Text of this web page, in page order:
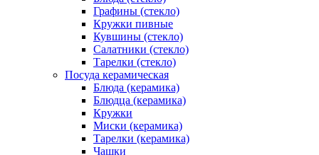
Графины (стекло)
Кружки пивные
Кувшины (стекло)
Салатники (стекло)
Тарелки (стекло)
Посуда керамическая
Блюда (керамика)
Блюдца (керамика)
Кружки
Миски (керамика)
Тарелки (керамика)
Чашки